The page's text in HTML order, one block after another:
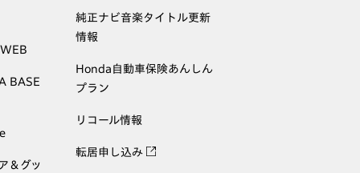
BASE
＆グッ
純正ナビ音楽タイトル更新
情報
Honda自動車保険あんしん
プラン
リコール情報
転居申し込み